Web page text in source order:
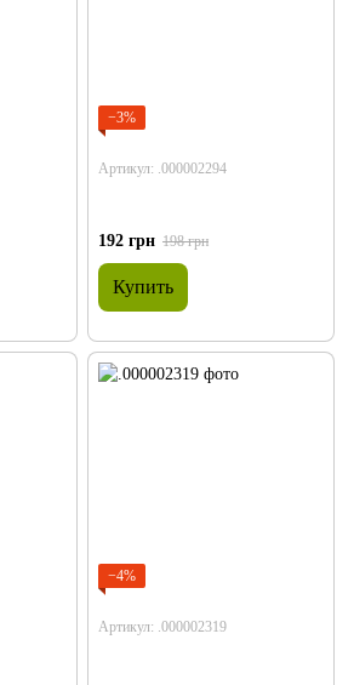
−3%
Артикул: .000002294
192 грн 198 грн
Купить
−4%
Артикул: .000002319